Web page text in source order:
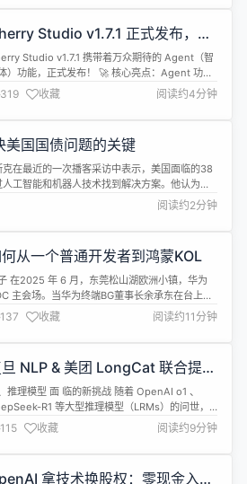
参数实际上就是FM...
Studio v1.7.1 正式发布，
功能重磅上线
Studio v1.7.1 携带着万众期待的 Agent（智
）功能，正式发布！ 🚀 核心亮点：Agent 功能
上线 v1.7.1 的最大亮点，无疑是 Agent 功能的
面集成。这不仅仅是一次更新，更是 Cherry
在 AI 交互领域的一次重要进化。Agent 将能
319 收藏 阅读约4分钟
美国国债问题的关键
在最近的一次播客采访中表示，美国面临的38
工智能和机器人技术找到解决方案。他认为，
货紧缩，帮助减轻国家的财政负担。 马斯克指
常庞大，债务利息支出甚至超过了整个国家的
专家预测，短期内这一利息支出还将继续上
阅读约2分钟
从一个普通开发者到鸿蒙KOL
在2025 年 6 月，东莞松山湖欧洲小镇，华为
主会场。当华为终端BG董事长余承东在台上喊
鸿蒙生态设备突破 18 亿”时，坐在观众席的我瞬
觉得很值得。从我2023年12月有幸成为第一批技
区推荐的“种子选手”，参与鸿蒙生态学堂创新实
在推动和支持鸿蒙生态的建设。可以说是从当初
普通鸿蒙初...
137 收藏 阅读约11分钟
NLP & 美团 LongCat 联合提出
能力评测新框架
推理模型 ⾯ 临的新挑战 随着 OpenAI o1 、
R1 等大型推理模型（LRMs）的问世，
推理能力迎来了「测试时扩展」的新阶段。这些模
通过长链思维（Long Chain-of-Thought, CoT）
学推理、代码生成、智能体任务等领域展现出强
115 收藏 阅读约9分钟
拿技术换股权：零现金入股